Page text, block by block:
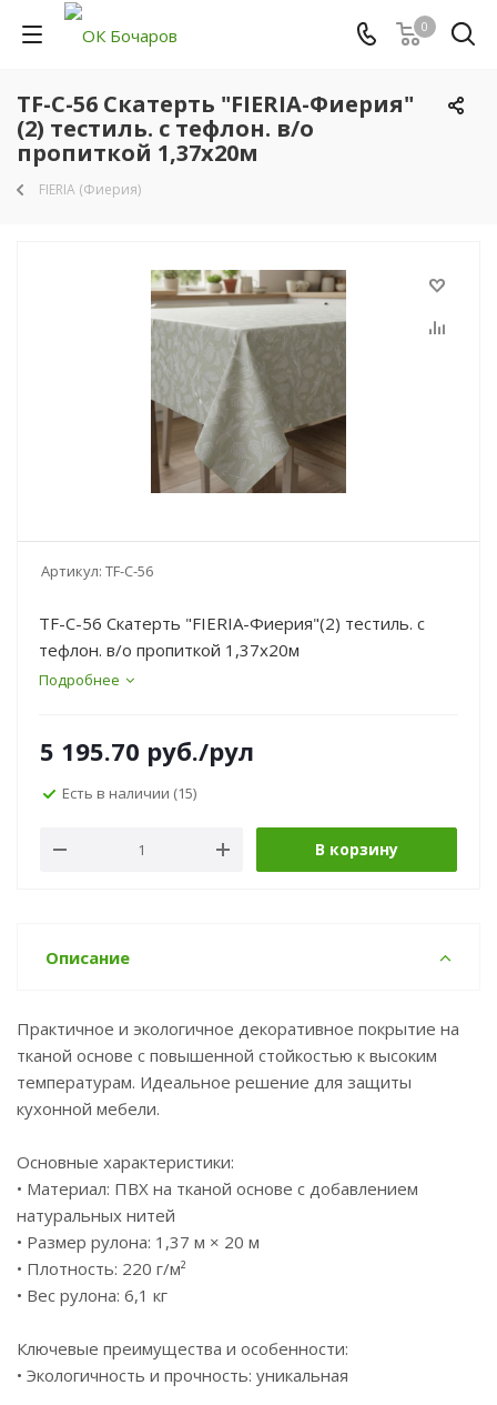
0
TF-C-56 Скатерть "FIERIA-Фиерия"
(2) тестиль. с тефлон. в/о
пропиткой 1,37х20м
FIERIA (Фиерия)
Артикул: TF-C-56
TF-C-56 Скатерть "FIERIA-Фиерия"(2) тестиль. с
тефлон. в/о пропиткой 1,37х20м
Подробнее
5 195.70 руб./рул
Есть в наличии (15)
В корзину
Описание
Практичное и экологичное декоративное покрытие на
тканой основе с повышенной стойкостью к высоким
температурам. Идеальное решение для защиты
кухонной мебели.
Основные характеристики:
• Материал: ПВХ на тканой основе с добавлением
натуральных нитей
• Размер рулона: 1,37 м × 20 м
• Плотность: 220 г/м²
• Вес рулона: 6,1 кг
Ключевые преимущества и особенности:
• Экологичность и прочность: уникальная